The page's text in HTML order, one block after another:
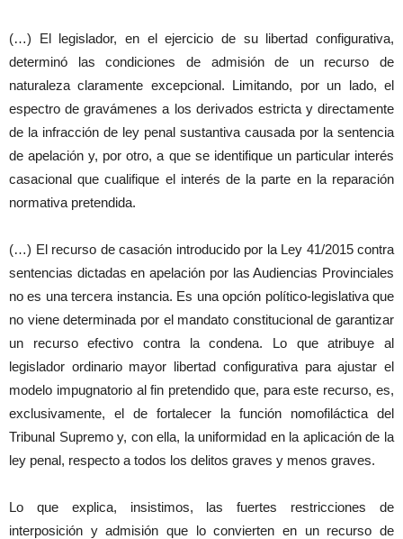
(…) El legislador, en el ejercicio de su libertad configurativa,
determinó las condiciones de admisión de un recurso de
naturaleza claramente excepcional. Limitando, por un lado, el
espectro de gravámenes a los derivados estricta y directamente
de la infracción de ley penal sustantiva causada por la sentencia
de apelación y, por otro, a que se identifique un particular interés
casacional que cualifique el interés de la parte en la reparación
normativa pretendida.
(…) El recurso de casación introducido por la Ley 41/2015 contra
sentencias dictadas en apelación por las Audiencias Provinciales
no es una tercera instancia. Es una opción político-legislativa que
no viene determinada por el mandato constitucional de garantizar
un recurso efectivo contra la condena. Lo que atribuye al
legislador ordinario mayor libertad configurativa para ajustar el
modelo impugnatorio al fin pretendido que, para este recurso, es,
exclusivamente, el de fortalecer la función nomofiláctica del
Tribunal Supremo y, con ella, la uniformidad en la aplicación de la
ley penal, respecto a todos los delitos graves y menos graves.
Lo que explica, insistimos, las fuertes restricciones de
interposición y admisión que lo convierten en un recurso de